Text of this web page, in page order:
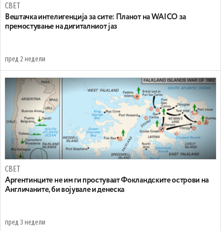
СВЕТ
Вештачка интелигенција за сите: Планот на WAICO за
премостување на дигиталниот јаз
пред 2 недели
СВЕТ
Аргентинците не им ги простуваат Фокландските острови на
Англичаните, би војувале и денеска
пред 3 недели